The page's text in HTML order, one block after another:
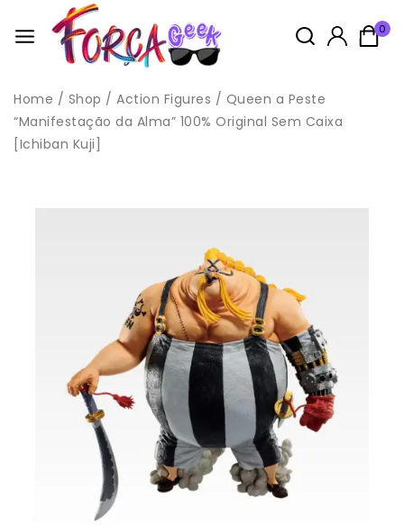
0
Home / Shop / Action Figures / Queen a Peste
“Manifestação da Alma” 100% Original Sem Caixa
[Ichiban Kuji]
Este produto não é considerado um brinquedo, pois é um
boneco de coleção cujo modelo
é em escala reduzida e não tem primordialmente valor de
conforme Norma NM 300-01/2002 – Portaria INMETRO Nº 108 de
13 de Junho de 2005, anexo II, item 2.
Todas as compras na loja acompanham brindes, enviados
aleatóriamente, sendo possivel escolher no carrinho.
Queen a Peste “Manifestação da
Alma” 100% Original Sem Caixa
[Ichiban Kuji]